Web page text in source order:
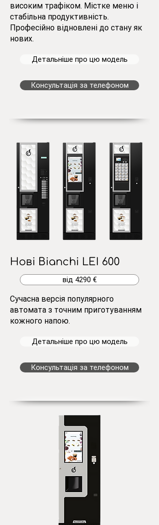
високим трафіком. Містке меню і
стабільна продуктивність.
Професійно відновлені до стану як
нових.
Детальніше про цю модель
Консультація за телефоном
Нові Bianchi LEI 600
від 4290 €
Сучасна версія популярного
автомата з точним приготуванням
кожного напою.
Детальніше про цю модель
Консультація за телефоном